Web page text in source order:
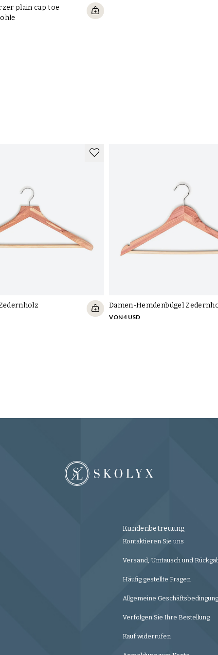
plain cap toe
Damen-Hemdenbügel
VON 4 USD
Kundenbetreuung
Kontaktieren Sie uns
Versand, Umtausch und
Häufig gestellte Fragen
Allgemeine
Verfolgen Sie Ihre Bestellung
Kauf widerrufen